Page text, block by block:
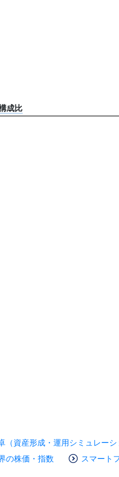
成比
（資産形成・運用シミュレーシ
の株価・指数 スマート